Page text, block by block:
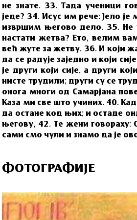
не знате. 33. Тада ученици
једе? 34. Исус им рече: Јело
извршим његово дело. 35. Не
настати жетва? Ето, велим
већ жуте за жетву. 36. И који
да се радује заједно и који
је други који сије, а други
нисте трудили; други су се
онога многи од Самарјана
Каза ми све што учиних. 40.
да остане код њих; и остаде
његову, 42. Те жени говораху:
сами смо чули и знамо да је
ФОТОГРАФИЈЕ